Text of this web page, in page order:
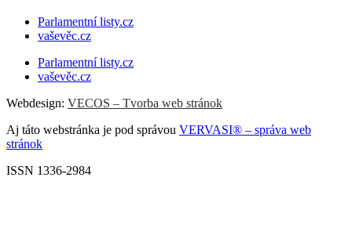
Parlamentní listy.cz
vaševěc.cz
Parlamentní listy.cz
vaševěc.cz
Webdesign: VECOS – Tvorba web stránok
Aj táto webstránka je pod správou VERVASI® – správa web
stránok
ISSN 1336-2984